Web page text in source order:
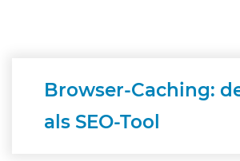
Browser-Caching:
als SEO-Tool